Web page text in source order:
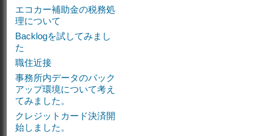
エコカー補助金の税務処
理について
Backlogを試してみまし
た
職住近接
事務所内データのバック
アップ環境について考え
てみました。
クレジットカード決済開
始しました。